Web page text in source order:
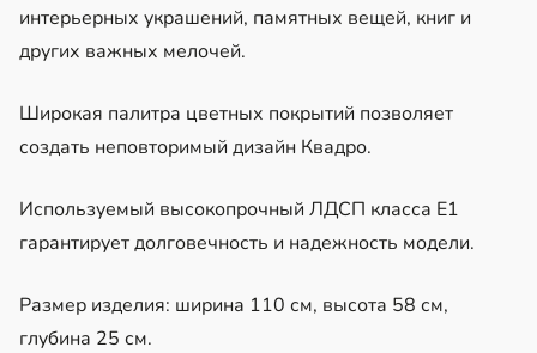
интерьерных украшений, памятных вещей, книг и
других важных мелочей.
Широкая палитра цветных покрытий позволяет
создать неповторимый дизайн Квадро.
Используемый высокопрочный ЛДСП класса Е1
гарантирует долговечность и надежность модели.
Размер изделия: ширина 110 см, высота 58 см,
глубина 25 см.